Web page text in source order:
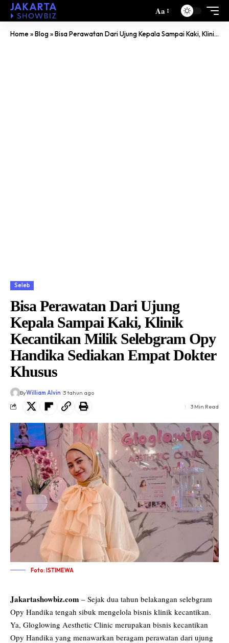
Aa
Home»Blog»Bisa Perawatan Dari Ujung Kepala Sampai Kaki, Klinik Kecantikan Milik Selebgram Opy Handika Sediakan Empat Dokter Khusus
Seleb
Bisa Perawatan Dari Ujung
Kepala Sampai Kaki, Klinik
Kecantikan Milik Selebgram Opy
Handika Sediakan Empat Dokter
Khusus
ByWilliam Alvin 3 tahun ago
3 Min Read
Foto: ISTIMEWA
Jakartashowbiz.com – Sejak dua tahun belakangan selebgram
Opy Handika tengah sibuk mengelola bisnis klinik kecantikan.
Ya, Gloglowing Aesthetic Clinic merupakan bisnis kecantikan
Opy Handika yang menawarkan beragam perawatan dari ujung